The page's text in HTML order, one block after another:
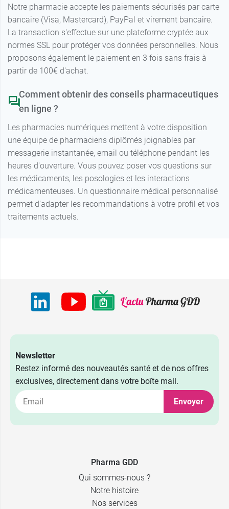
Notre pharmacie accepte les paiements sécurisés par carte
bancaire (Visa, Mastercard), PayPal et virement bancaire.
La transaction s'effectue sur une plateforme cryptée aux
normes SSL pour protéger vos données personnelles. Nous
proposons également le paiement en 3 fois sans frais à
partir de 100€ d'achat.
Comment obtenir des conseils pharmaceutiques
en ligne ?
Les pharmacies numériques mettent à votre disposition
une équipe de pharmaciens diplômés joignables par
messagerie instantanée, email ou téléphone pendant les
heures d'ouverture. Vous pouvez poser vos questions sur
les médicaments, les posologies et les interactions
médicamenteuses. Un questionnaire médical personnalisé
permet d'adapter les recommandations à votre profil et vos
traitements actuels.
Newsletter
Restez informé des nouveautés santé et de nos offres
exclusives, directement dans votre boîte mail.
Envoyer
Pharma GDD
Qui sommes-nous ?
Notre histoire
Nos services